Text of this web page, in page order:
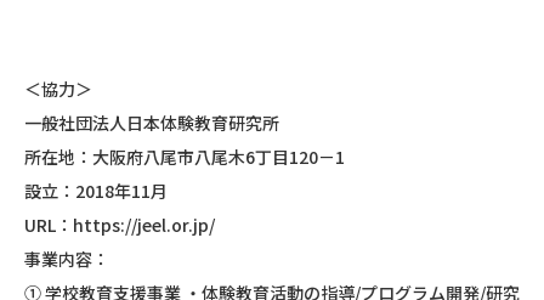
＜協力＞
一般社団法人日本体験教育研究所
所在地：大阪府八尾市八尾木6丁目120－1
設立：2018年11月
URL：https://jeel.or.jp/
事業内容：
① 学校教育支援事業 ・体験教育活動の指導/プログラム開発/研究